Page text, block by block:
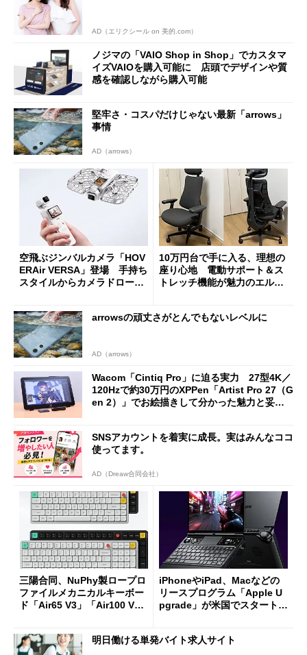
AD（エリクシール on 美的.com）
ノジマの「VAIO Shop in Shop」でカスタマ
イズVAIOを購入可能に 店頭でデザインや質
感を確認しながら購入可能
堅牢さ・コスパだけじゃない最新「arrows」
事情
AD（arrows）
空飛ぶジンバルカメラ「HOV
ERAir VERSA」登場 手持ち
スタイルからカメラドローン
10万円台で手に入る、理想の
座り心地 電動サポート＆ス
トレッチ機能が魅力のエルゴ
arrowsの頑丈さがとんでもないレベルに
AD（arrows）
Wacom「Cintiq Pro」に迫る実力 27型4K／
120Hzで約30万円のXPPen「Artist Pro 27（G
en 2）」でお絵描きして分かった魅力と妥協
SNSアカウントを着実に成長。実はみんなココ
使ってます。
AD（Dreaw合同会社）
三陽合同、NuPhy製ロープロ
ファイルメカニカルキーボー
ド「Air65 V3」「Air100 V
iPhoneやiPad、Macなどの
リースプログラム「Apple U
pgrade」が米国でスタート／
ut」が明...
明日働ける単発バイト求人サイト